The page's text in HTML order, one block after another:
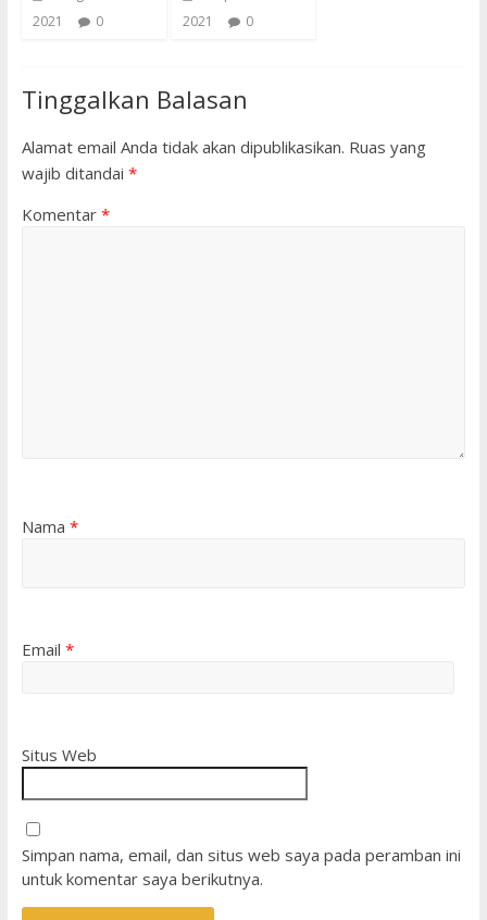
2021
0
2021
0
Tinggalkan Balasan
Alamat email Anda tidak akan dipublikasikan. Ruas yang
wajib ditandai *
Komentar *
Nama *
Email *
Situs Web
Simpan nama, email, dan situs web saya pada peramban ini
untuk komentar saya berikutnya.